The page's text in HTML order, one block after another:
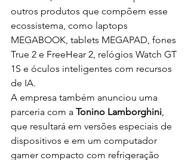
outros produtos que compõem esse
ecossistema, como laptops
MEGABOOK, tablets MEGAPAD, fones
True 2 e FreeHear 2, relógios Watch GT
1S e óculos inteligentes com recursos
de IA.
A empresa também anunciou uma
parceria com a Tonino Lamborghini,
que resultará em versões especiais de
dispositivos e em um computador
gamer compacto com refrigeração